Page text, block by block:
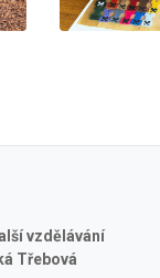
vzdělávání
Třebová